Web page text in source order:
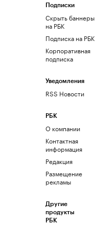
Подписки
Скрыть баннеры
на РБК
Подписка на РБК
Корпоративная
подписка
Уведомления
RSS Новости
РБК
О компании
Контактная
информация
Редакция
Размещение
рекламы
Другие
продукты
РБК